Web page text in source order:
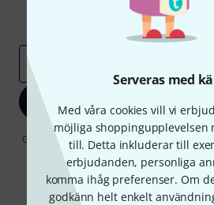
Serveras med
Med våra cookies vill vi
möjliga shoppingupplevelsen
till. Detta inkluderar till
erbjudanden, personliga
komma ihåg preferenser. Om
godkänn helt enkelt
Inspirerande inlägg
Thomann
Genom att klicka på "Registrera dig nu"
postreklam. Avregistrering är möjlig när
information om nyhetsbrevet i
* Nödvändig